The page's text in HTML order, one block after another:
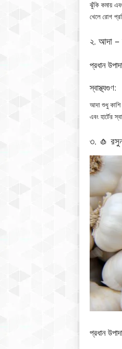
ঝুঁকি কমায়
খেলে রোগ
২. আদা –
প্রধান
স্বাস্থ্যগুণ:
আদা শুধু কাশি
এবং হার্টের
৩. 🧄 রসুন
প্রধান